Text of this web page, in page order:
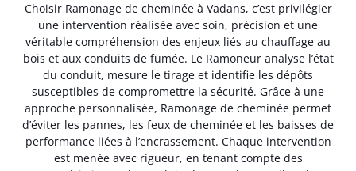
Choisir Ramonage de cheminée à Vadans, c’est privilégier
une intervention réalisée avec soin, précision et une
véritable compréhension des enjeux liés au chauffage au
bois et aux conduits de fumée. Le Ramoneur analyse l’état
du conduit, mesure le tirage et identifie les dépôts
susceptibles de compromettre la sécurité. Grâce à une
approche personnalisée, Ramonage de cheminée permet
d’éviter les pannes, les feux de cheminée et les baisses de
performance liées à l’encrassement. Chaque intervention
est menée avec rigueur, en tenant compte des